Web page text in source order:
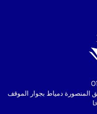
المنصورة دمياط بجوار الموقف